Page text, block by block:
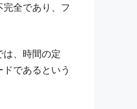
全であり、フ
、時間の定
であるという